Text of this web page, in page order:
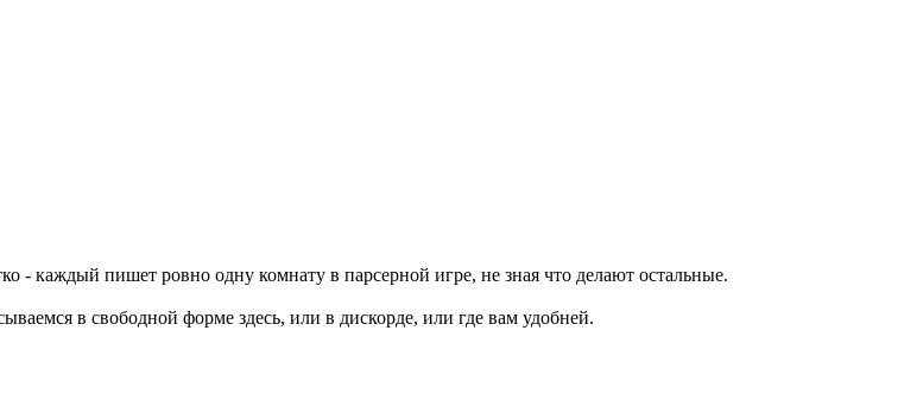
- каждый пишет ровно одну комнату в парсерной игре, не зная что делают остальные.
в свободной форме здесь, или в дискорде, или где вам удобней.